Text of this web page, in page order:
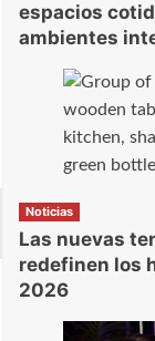
espacios
ambientes
Noticias
Las nuevas
redefinen los
2026